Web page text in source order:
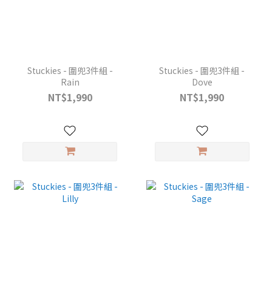
Stuckies - 圍兜3件組 -
Rain
NT$1,990
Stuckies - 圍兜3件組 -
Dove
NT$1,990